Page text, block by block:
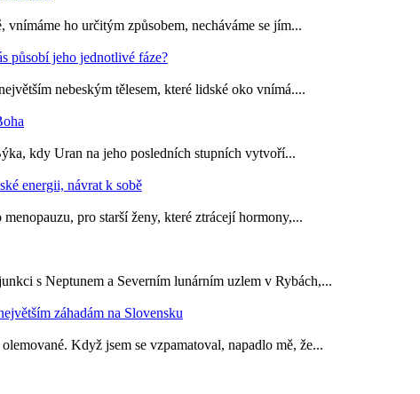
ho určitým způsobem, necháváme se jím...
nebeským tělesem, které lidské oko vnímá....
kdy Uran na jeho posledních stupních vytvoří...
pro starší ženy, které ztrácejí hormony,...
s Neptunem a Severním lunárním uzlem v Rybách,...
Když jsem se vzpamatoval, napadlo mě, že...